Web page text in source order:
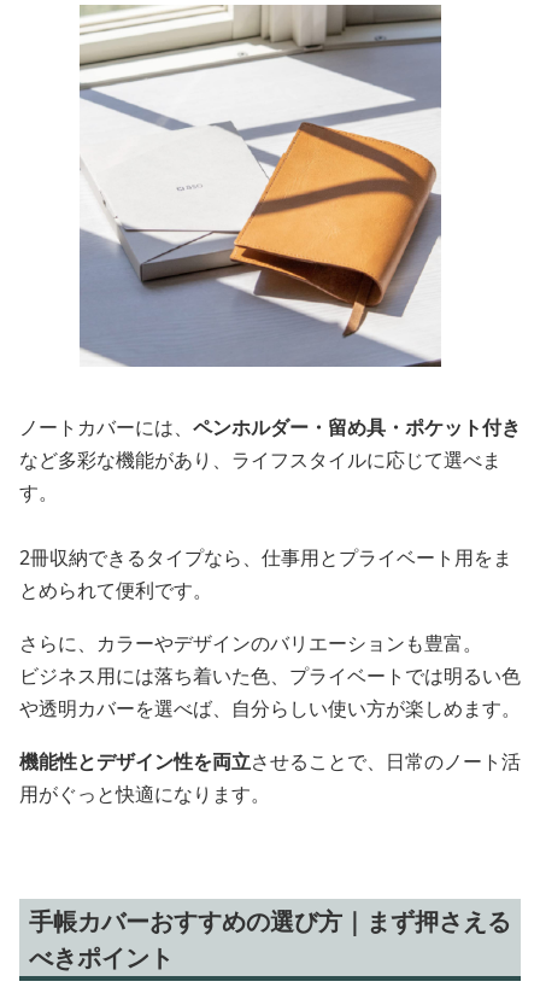
ノートカバーには、 ペンホルダー・留め具・ポケット付き
など多彩な機能があり、ライフスタイルに応じて選べま
す。
2冊収納できるタイプなら、仕事用とプライベート用をま
とめられて便利です。
さらに、カラーやデザインのバリエーションも豊富。
ビジネス用には落ち着いた色、プライベートでは明るい色
や透明カバーを選べば、自分らしい使い方が楽しめます。
機能性とデザイン性を両立させることで、日常のノート活
用がぐっと快適になります。
手帳カバーおすすめの選び方｜まず押さえる
べきポイント